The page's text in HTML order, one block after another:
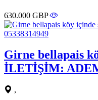
630.000 GBP
Girne bellapais
İLETİŞİM:
,